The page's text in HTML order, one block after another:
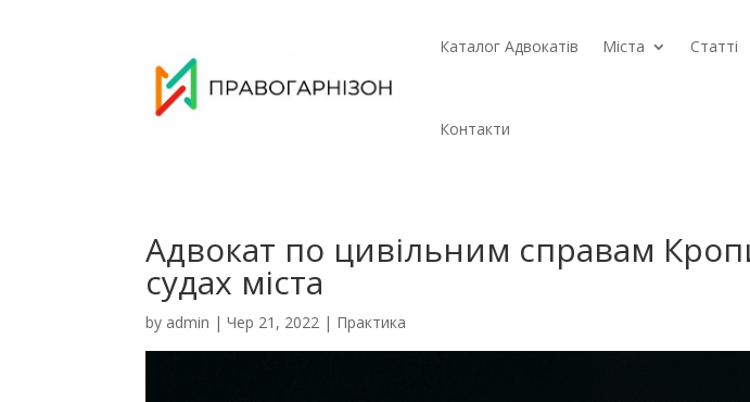
Каталог Адвокатів Міста Статті
Контакти
Адвокат по цивільним справам
судах міста
by admin |Чер 21, 2022 | Практика